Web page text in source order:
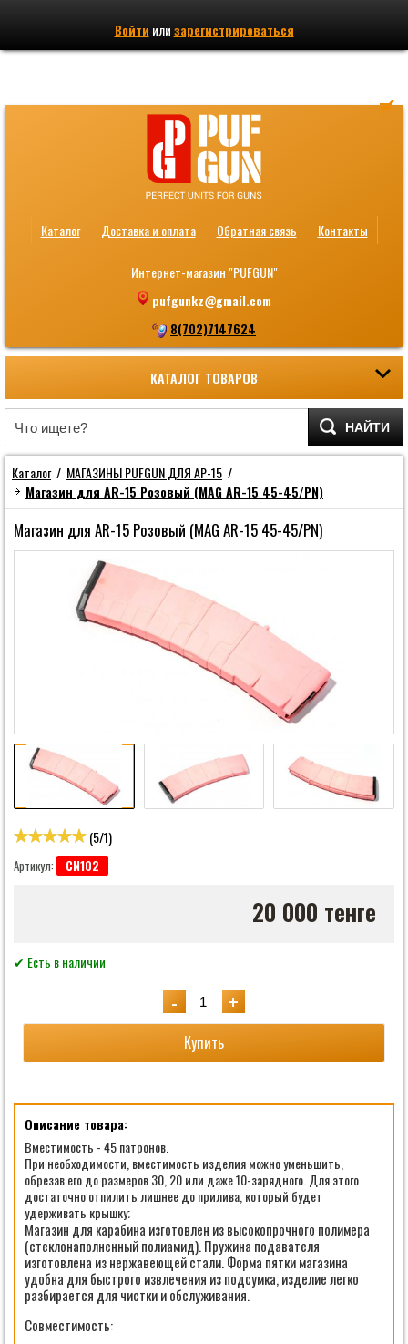
Войти илизарегистрироваться
Каталог Доставка и оплата Обратная связь Контакты
Интернет-магазин "PUFGUN"
pufgunkz@gmail.com
8(702)7147624
КАТАЛОГ ТОВАРОВ
НАЙТИ
Каталог / МАГАЗИНЫ PUFGUN ДЛЯ АР-15 /
Магазин для AR-15 Розовый (MAG AR-15 45-45/PN)
Магазин для AR-15 Розовый (MAG AR-15 45-45/PN)
(5/1)
Артикул: CN102
20 000 тенге
✔ Есть в наличии
+
-
Купить
Описание товара:
Вместимость - 45 патронов.
При необходимости, вместимость изделия можно уменьшить,
обрезав его до размеров 30, 20 или даже 10-зарядного. Для этого
достаточно отпилить лишнее до прилива, который будет
удерживать крышку;
Магазин для карабина изготовлен из высокопрочного полимера
(стеклонаполненный полиамид). Пружина подавателя
изготовлена из нержавеющей стали. Форма пятки магазина
удобна для быстрого извлечения из подсумка, изделие легко
разбирается для чистки и обслуживания.
Совместимость: